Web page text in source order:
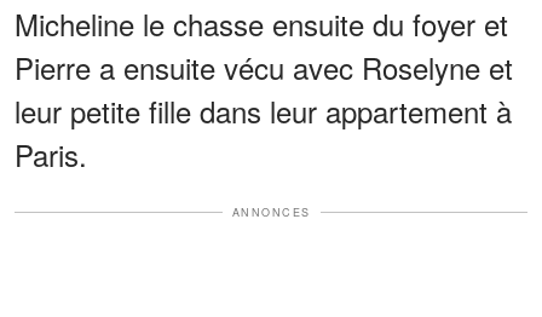
Micheline le chasse ensuite du foyer et
Pierre a ensuite vécu avec Roselyne et
leur petite fille dans leur appartement à
Paris.
ANNONCES